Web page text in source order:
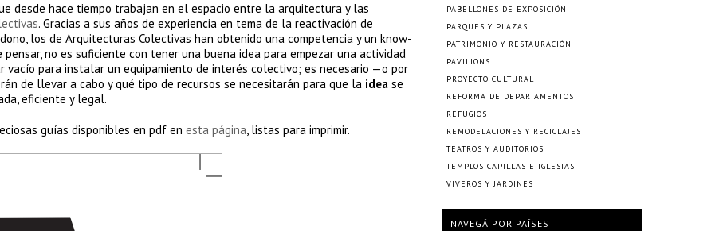
desde hace tiempo trabajan en el espacio entre la arquitectura y las
. Gracias a sus años de experiencia en tema de la reactivación de
los de Arquitecturas Colectivas han obtenido una competencia y un know-
no es suficiente con tener una buena idea para empezar una actividad
vacío para instalar un equipamiento de interés colectivo; es necesario —o por
de llevar a cabo y qué tipo de recursos se necesitarán para que la idea se
eficiente y legal.
guías disponibles en pdf en esta página, listas para imprimir.
PABELLONES DE EXPOSICIÓN
PARQUES Y PLAZAS
PATRIMONIO Y RESTAURACIÓN
PAVILIONS
PROYECTO CULTURAL
REFORMA DE DEPARTAMENTOS
REFUGIOS
REMODELACIONES Y RECICLAJES
TEATROS Y AUDITORIOS
TEMPLOS CAPILLAS E IGLESIAS
VIVEROS Y JARDINES
NAVEGÁ POR PAÍSES